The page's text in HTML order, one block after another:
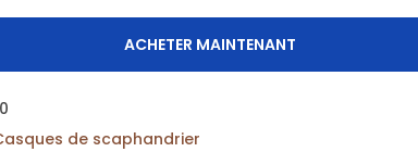
ACHETER MAINTENANT
de scaphandrier